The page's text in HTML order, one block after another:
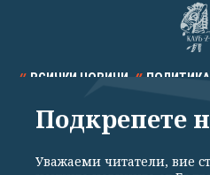
ВСИЧКИ НОВИНИ ПОЛИТИКА
СПОРТ КУЛТУРА
Подкрепете
Уважаеми читатели, вие